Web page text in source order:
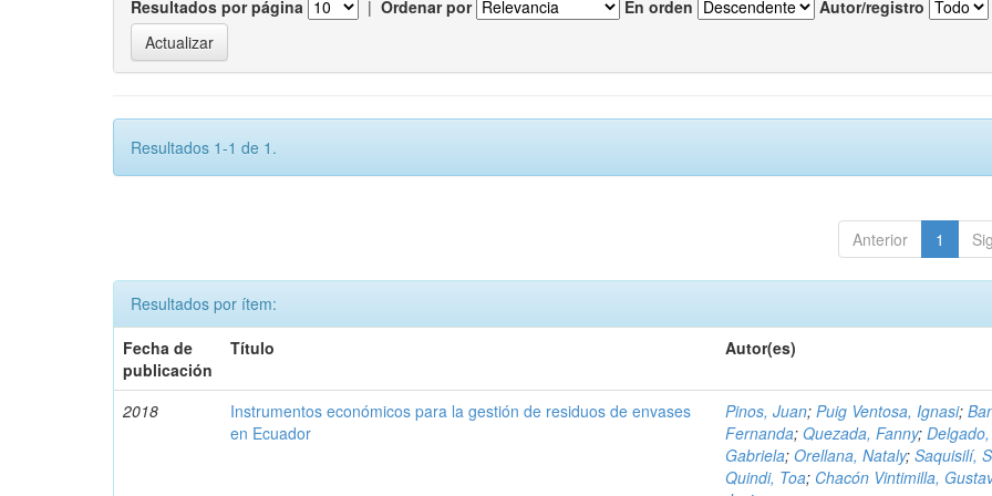
Resultados por página | Ordenar por En orden Autor/registro
Resultados 1-1 de 1.
Anterior 1
Resultados por ítem:
Fecha de
publicación
Título Autor(es)
2018
Instrumentos económicos para la gestión de residuos de envases
en Ecuador
Pinos, Juan;Puig Ventosa, Ignasi;
Fernanda;Quezada, Fanny;Delgado,
Gabriela;Orellana, Nataly;Saquisilí,
Quindi, Toa; Chacón Vintimilla,